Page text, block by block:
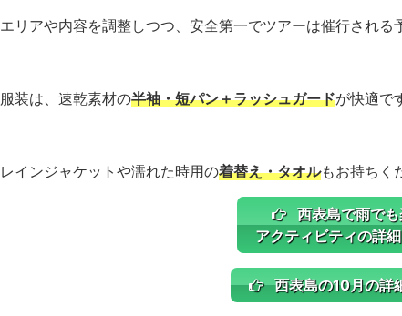
エリアや内容を調整しつつ、安全第一でツアーは催行される
服装は、速乾素材の半袖・短パン＋ラッシュガードが快適で
レインジャケットや濡れた時用の着替え・タオルもお持ちく
西表島で雨で
アクティビティの詳
西表島の10月の詳